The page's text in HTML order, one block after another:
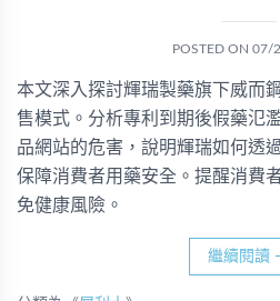
POSTED ON 07/
本文深入探討輝瑞製藥旗下威而
售模式。分析專利到期後假藥氾
品網站的危害，說明輝瑞如何透
保障消費者用藥安全。提醒消費
免健康風險。
繼續閱讀